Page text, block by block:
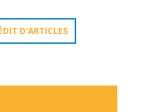
D'ARTICLES